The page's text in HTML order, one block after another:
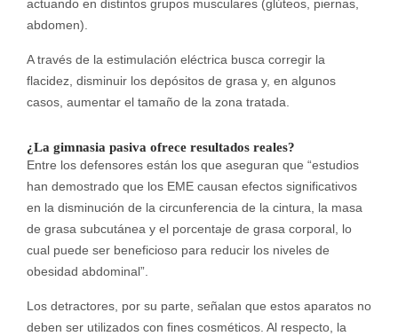
actuando en distintos grupos musculares (glúteos, piernas,
abdomen).
A través de la estimulación eléctrica busca corregir la
flacidez, disminuir los depósitos de grasa y, en algunos
casos, aumentar el tamaño de la zona tratada.
¿La gimnasia pasiva ofrece resultados reales?
Entre los defensores están los que aseguran que “estudios
han demostrado que los EME causan efectos significativos
en la disminución de la circunferencia de la cintura, la masa
de grasa subcutánea y el porcentaje de grasa corporal, lo
cual puede ser beneficioso para reducir los niveles de
obesidad abdominal”.
Los detractores, por su parte, señalan que estos aparatos no
deben ser utilizados con fines cosméticos. Al respecto, la